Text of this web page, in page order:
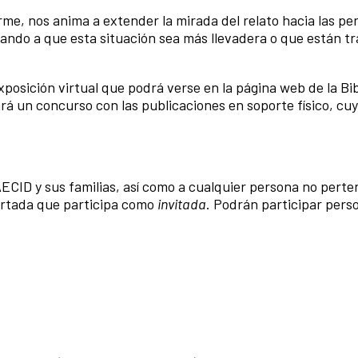
nos anima a extender la mirada del relato hacia las
a que esta situación sea más llevadera o que están
virtual que podrá verse en la página web de la
un concurso con las publicaciones en soporte físico,
y sus familias, así como a cualquier persona no
que participa como invitada. Podrán participar